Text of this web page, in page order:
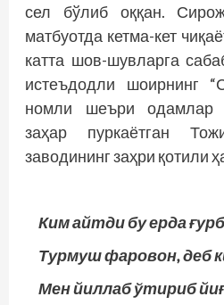
сел бўлиб оққан.
матбуотда кетма-кет
катта шов-шувларга
истеъдодли шоирнинг
номли шеъри одамлар
заҳар пуркаётган
заводининг заҳри қотили
Ким айтди бу ерда
Турмуш фаровон, деб
Мен йиллаб ўтириб